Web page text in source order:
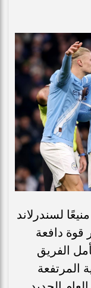
لسندرلاند
قوة دافعة
الفريق
المرتفعة